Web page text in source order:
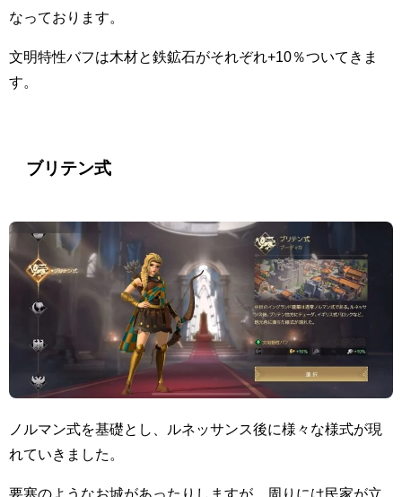
なっております。
文明特性バフは木材と鉄鉱石がそれぞれ+10％ついてきま
す。
ブリテン式
ノルマン式を基礎とし、ルネッサンス後に様々な様式が現
れていきました。
要塞のようなお城があったりしますが、周りには民家が立